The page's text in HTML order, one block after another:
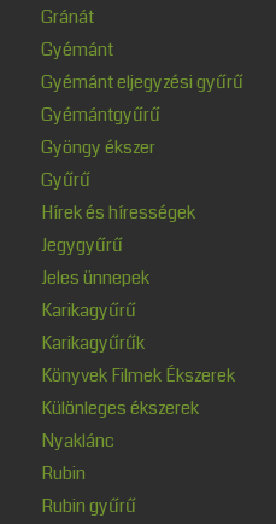
Gránát
Gyémánt
Gyémánt eljegyzési gyűrű
Gyémántgyűrű
Gyöngy ékszer
Gyűrű
Hírek és hírességek
Jegygyűrű
Jeles ünnepek
Karikagyűrű
Karikagyűrűk
Könyvek Filmek Ékszerek
Különleges ékszerek
Nyaklánc
Rubin
Rubin gyűrű